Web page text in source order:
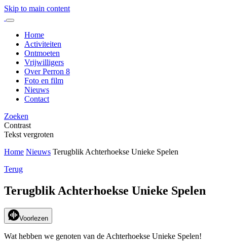
Skip to main content
Home
Activiteiten
Ontmoeten
Vrijwilligers
Over Perron 8
Foto en film
Nieuws
Contact
Zoeken
Contrast
Tekst vergroten
Home Nieuws Terugblik Achterhoekse Unieke Spelen
Terug
Terugblik Achterhoekse Unieke Spelen
Voorlezen
Wat hebben we genoten van de Achterhoekse Unieke Spelen!